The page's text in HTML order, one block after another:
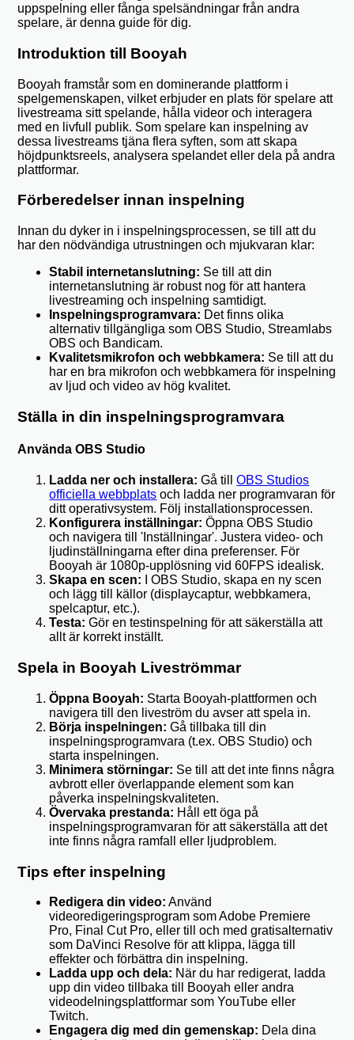
uppspelning eller fånga spelsändningar från andra
spelare, är denna guide för dig.
Introduktion till Booyah
Booyah framstår som en dominerande plattform i
spelgemenskapen, vilket erbjuder en plats för spelare att
livestreama sitt spelande, hålla videor och interagera
med en livfull publik. Som spelare kan inspelning av
dessa livestreams tjäna flera syften, som att skapa
höjdpunktsreels, analysera spelandet eller dela på andra
plattformar.
Förberedelser innan inspelning
Innan du dyker in i inspelningsprocessen, se till att du
har den nödvändiga utrustningen och mjukvaran klar:
Stabil internetanslutning: Se till att din
internetanslutning är robust nog för att hantera
livestreaming och inspelning samtidigt.
Inspelningsprogramvara: Det finns olika
alternativ tillgängliga som OBS Studio, Streamlabs
OBS och Bandicam.
Kvalitetsmikrofon och webbkamera: Se till att du
har en bra mikrofon och webbkamera för inspelning
av ljud och video av hög kvalitet.
Ställa in din inspelningsprogramvara
Använda OBS Studio
Ladda ner och installera: Gå tillOBS Studios
officiella webbplats och ladda ner programvaran för
ditt operativsystem. Följ installationsprocessen.
Konfigurera inställningar: Öppna OBS Studio
och navigera till 'Inställningar'. Justera video- och
ljudinställningarna efter dina preferenser. För
Booyah är 1080p-upplösning vid 60FPS idealisk.
Skapa en scen: I OBS Studio, skapa en ny scen
och lägg till källor (displaycaptur, webbkamera,
spelcaptur, etc.).
Testa: Gör en testinspelning för att säkerställa att
allt är korrekt inställt.
Spela in Booyah Liveströmmar
Öppna Booyah: Starta Booyah-plattformen och
navigera till den liveström du avser att spela in.
Börja inspelningen: Gå tillbaka till din
inspelningsprogramvara (t.ex. OBS Studio) och
starta inspelningen.
Minimera störningar: Se till att det inte finns några
avbrott eller överlappande element som kan
påverka inspelningskvaliteten.
Övervaka prestanda: Håll ett öga på
inspelningsprogramvaran för att säkerställa att det
inte finns några ramfall eller ljudproblem.
Tips efter inspelning
Redigera din video: Använd
videoredigeringsprogram som Adobe Premiere
Pro, Final Cut Pro, eller till och med gratisalternativ
som DaVinci Resolve för att klippa, lägga till
effekter och förbättra din inspelning.
Ladda upp och dela: När du har redigerat, ladda
upp din video tillbaka till Booyah eller andra
videodelningsplattformar som YouTube eller
Twitch.
Engagera dig med din gemenskap: Dela dina